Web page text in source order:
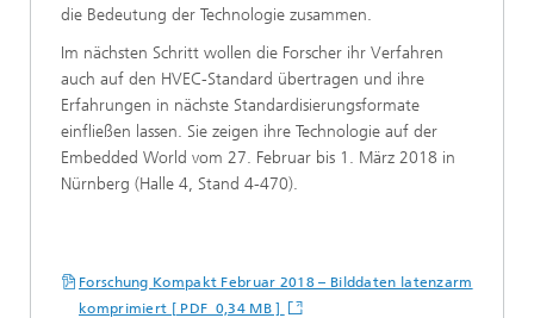
die Bedeutung der Technologie zusammen.
Im nächsten Schritt wollen die Forscher ihr Verfahren
auch auf den HVEC-Standard übertragen und ihre
Erfahrungen in nächste Standardisierungsformate
einfließen lassen. Sie zeigen ihre Technologie auf der
Embedded World vom 27. Februar bis 1. März 2018 in
Nürnberg (Halle 4, Stand 4-470).
Forschung Kompakt Februar 2018 – Bilddaten latenzarm
komprimiert [ PDF 0,34 MB ]